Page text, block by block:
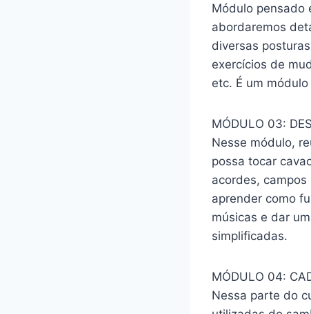
Módulo pensado
abordaremos
diversas
exercícios de
etc. É um
MÓDULO 03:
Nesse módulo,
possa tocar
acordes,
aprender como
músicas e dar
simplificadas.
MÓDULO 04:
Nessa parte do